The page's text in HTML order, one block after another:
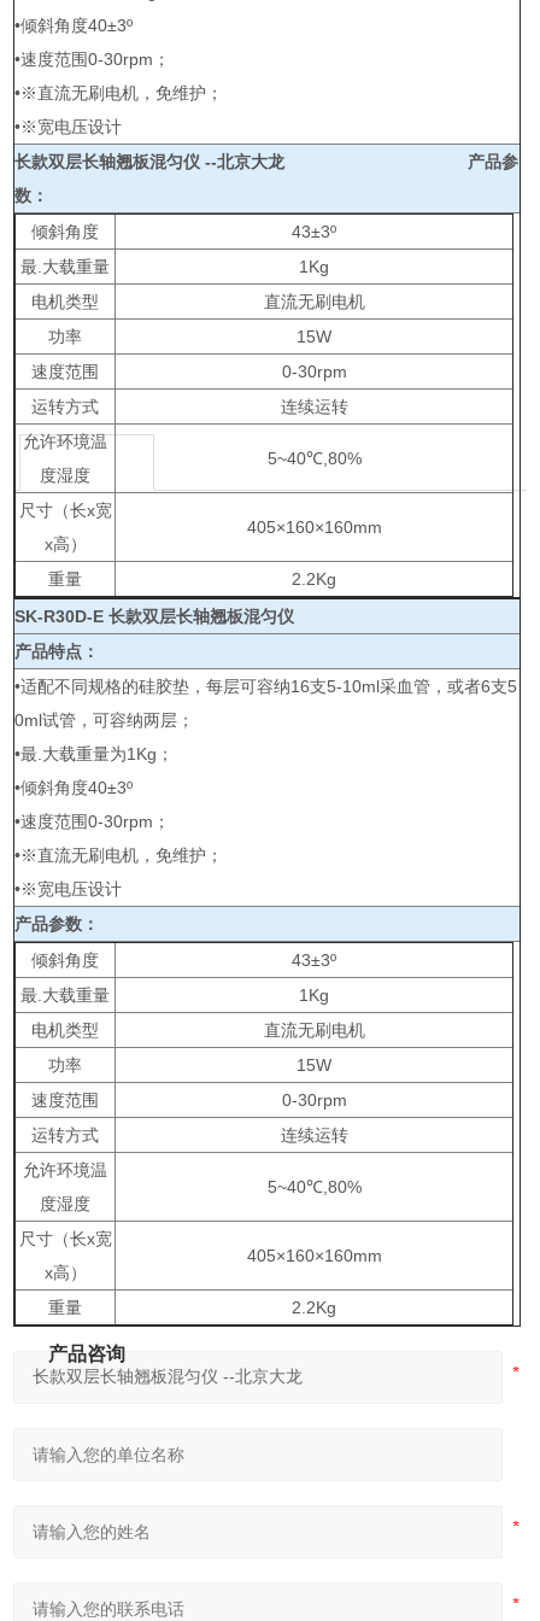
•倾斜角度40±3º
•速度范围0-30rpm；
•※直流无刷电机，免维护；
•※宽电压设计
长款双层长轴翘板混匀仪 --北京大龙 产品参
数：
倾斜角度
43±3º
最.大载重量
1Kg
电机类型
直流无刷电机
功率
15W
速度范围
0-30rpm
运转方式
连续运转
允许环境温
度湿度
5~40℃,80%
尺寸（长x宽
x高）
405×160×160mm
重量
2.2Kg
SK-R30D-E 长款双层长轴翘板混匀仪
产品特点：
•适配不同规格的硅胶垫，每层可容纳16支5-10ml采血管，或者6支5
0ml试管，可容纳两层；
•最.大载重量为1Kg；
•倾斜角度40±3º
•速度范围0-30rpm；
•※直流无刷电机，免维护；
•※宽电压设计
产品参数：
倾斜角度
43±3º
最.大载重量
1Kg
电机类型
直流无刷电机
功率
15W
速度范围
0-30rpm
运转方式
连续运转
允许环境温
度湿度
5~40℃,80%
尺寸（长x宽
x高）
405×160×160mm
重量 2.2Kg
产品咨询